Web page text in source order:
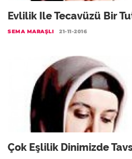
Evlilik Ile Tecavüzü Bir
SEMA MARAŞLI 21-11-2016
Çok Eşlilik Dinimizde